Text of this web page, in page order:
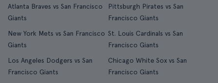
Atlanta Braves vs San Francisco
Giants
Pittsburgh Pirates vs San
Francisco Giants
New York Mets vs San Francisco
Giants
St. Louis Cardinals vs San
Francisco Giants
Los Angeles Dodgers vs San
Francisco Giants
Chicago White Sox vs San
Francisco Giants